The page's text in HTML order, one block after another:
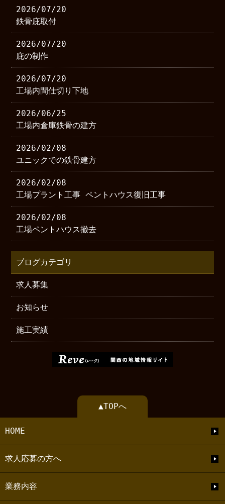
2026/07/20
鉄骨庇取付
2026/07/20
庇の制作
2026/07/20
工場内間仕切り下地
2026/06/25
工場内倉庫鉄骨の建方
2026/02/08
ユニックでの鉄骨建方
2026/02/08
工場プラント工事 ペントハウス復旧工事
2026/02/08
工場ペントハウス撤去
ブログカテゴリ
求人募集
お知らせ
施工実績
▲TOPへ
HOME
求人応募の方へ
業務内容